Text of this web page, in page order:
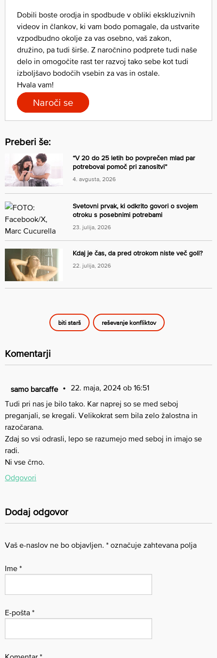
Dobili boste orodja in spodbude v obliki ekskluzivnih
videov in člankov, ki vam bodo pomagale, da ustvarite
vzpodbudno okolje za vas osebno, vaš zakon,
družino, pa tudi širše. Z naročnino podprete tudi naše
delo in omogočite rast ter razvoj tako sebe kot tudi
izboljšavo bodočih vsebin za vas in ostale.
Hvala vam!
Naroči se
Preberi še:
“V 20 do 25 letih bo povprečen mlad par
potreboval pomoč pri zanositvi”
4. avgusta, 2026
Svetovni prvak, ki odkrito govori o svojem
otroku s posebnimi potrebami
23. julija, 2026
Kdaj je čas, da pred otrokom niste več goli?
22. julija, 2026
biti starš reševanje konfliktov
Komentarji
samo barcaffe
22. maja, 2024 ob 16:51
Tudi pri nas je bilo tako. Kar naprej so se med seboj
preganjali, se kregali. Velikokrat sem bila zelo žalostna in
razočarana.
Zdaj so vsi odrasli, lepo se razumejo med seboj in imajo se
radi.
Ni vse črno.
Odgovori
Dodaj odgovor
Vaš e-naslov ne bo objavljen. * označuje zahtevana polja
Ime *
E-pošta *